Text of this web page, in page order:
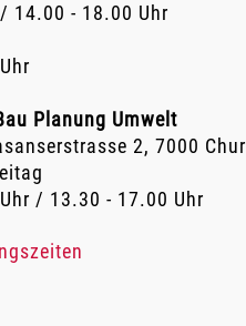
14.00 - 18.00 Uhr
Planung Umwelt
2, 7000 Chur
/ 13.30 - 17.00 Uhr